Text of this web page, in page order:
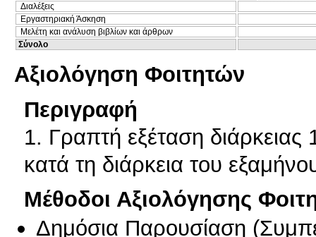
Διαλέξεις
Εργαστηριακή Άσκηση
Μελέτη και ανάλυση βιβλίων και άρθρων
Σύνολο
Αξιολόγηση Φοιτητών
Περιγραφή
1. Γραπτή εξέταση
κατά τη διάρκεια του
Μέθοδοι Αξιολόγησης
Δημόσια Παρουσίαση (